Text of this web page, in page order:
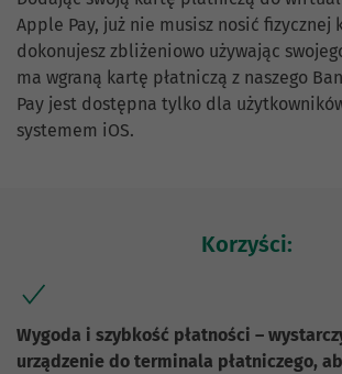
Apple Pay, już nie musisz nosić fizycznej
dokonujesz zbliżeniowo używając
ma wgraną kartę płatniczą z naszego
Pay jest dostępna tylko dla
systemem iOS.
Korzyści:
Wygoda i szybkość płatności –
urządzenie do terminala płatniczego,